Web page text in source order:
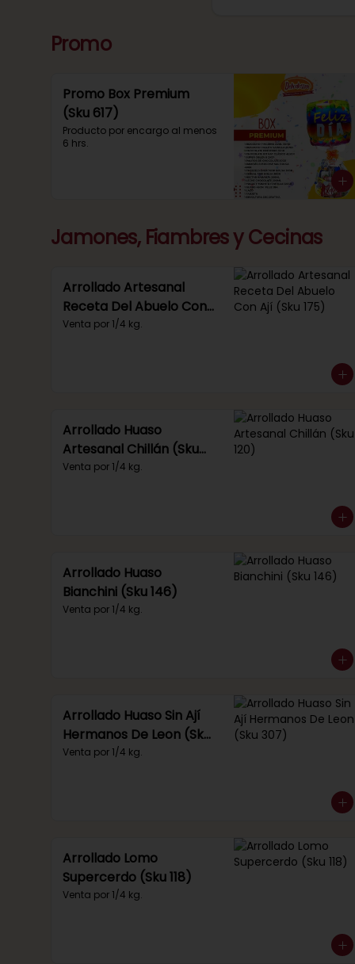
Promo
Promo Box Premium
(Sku 617)
Producto por encargo al menos
6 hrs.
Jamones, Fiambres y Cecinas
Arrollado Artesanal
Receta Del Abuelo Con
Ají (Sku 175)
Venta por 1/4 kg.
Arrollado Huaso
Artesanal Chillán (Sku
120)
Venta por 1/4 kg.
Arrollado Huaso
Bianchini (Sku 146)
Venta por 1/4 kg.
Arrollado Huaso Sin Ají
Hermanos De Leon (Sku
307)
Venta por 1/4 kg.
Arrollado Lomo
Supercerdo (Sku 118)
Venta por 1/4 kg.